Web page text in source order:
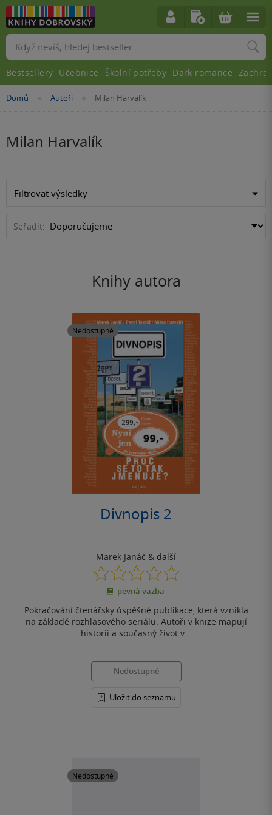
Nacházíte
Domů »Autoři »
Milan Harvalík
Milan Harvalík
Filtrovat výsledky
Seřadit:
Knihy autora
Nedostupné
Divnopis 2
Marek Janáč & další
0.0
z
5
pevná vazba
Pokračování čtenářsky úspěšné publikace, která vznikla
na základě rozhlasového seriálu. Autoři v knize mapují
historii a současný život v...
Nedostupné
Uložit do seznamu
Nedostupné
Vyhledávání
Bestsellery Učebnice Školní potřeby Dark romance